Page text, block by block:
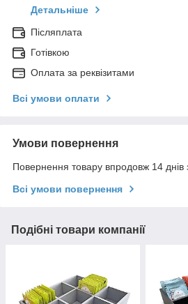
Детальніше
Післяплата
Готівкою
Оплата за реквізитами
Всі умови оплати
Умови повернення
Повернення товару впродовж 14 днів
Всі умови повернення
Подібні товари компанії